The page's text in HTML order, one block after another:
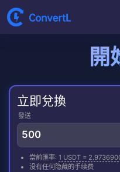
開
立即兌換
發送
當前匯率: 1 USDT =
没有任何隐藏的手续费